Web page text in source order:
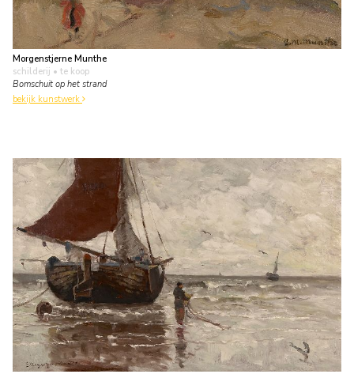
Morgenstjerne Munthe
schilderij • te koop
Bomschuit op het strand
bekijk kunstwerk